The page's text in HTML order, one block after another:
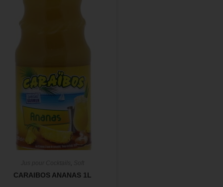
,
CARAIBOS ANANAS 1L